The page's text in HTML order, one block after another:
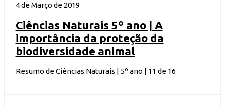
4 de Março de 2019
Ciências Naturais 5º ano | A
importância da proteção da
biodiversidade animal
Resumo de Ciências Naturais | 5º ano | 11 de 16